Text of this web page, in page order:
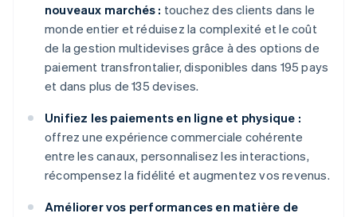
nouveaux marchés : touchez des clients dans le
monde entier et réduisez la complexité et le coût
de la gestion multidevises grâce à des options de
paiement transfrontalier, disponibles dans 195 pays
et dans plus de 135 devises.
Unifiez les paiements en ligne et physique :
offrez une expérience commerciale cohérente
entre les canaux, personnalisez les interactions,
récompensez la fidélité et augmentez vos revenus.
Améliorer vos performances en matière de